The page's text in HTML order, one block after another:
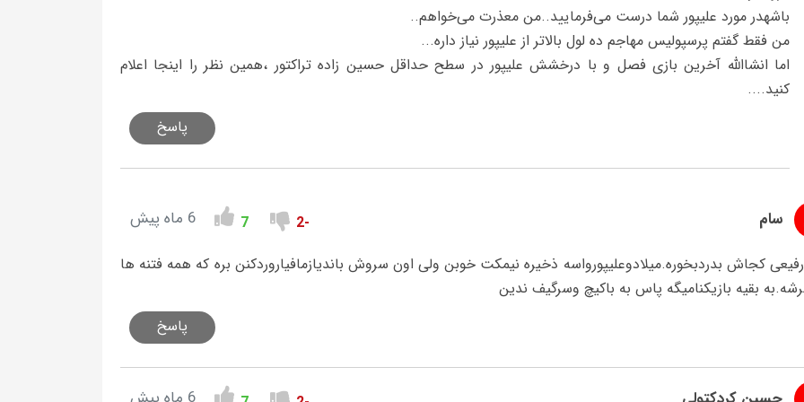
باشهدر مورد علیپور شما درست می‌فرمایید..من معذرت می‌خواهم..
من فقط گفتم پرسپولیس مهاجم ده لول بالاتر از علیپور نیاز داره...
اما انشاالله آخرین بازی فصل و با درخشش علیپور در سطح حداقل حسین زاده تراکتور ،همین نظر را اینجا اعلام
کنید....
پاسخ
سام -2
7 6 ماه پیش
کجاش بدردبخوره.میلادوعلیپورواسه ذخیره نیمکت خوبن ولی اون سروش باندیازمافیاروردکنن بره که همه فتنه ها
بقیه بازیکنامیگه پاس به باکیچ وسرگیف ندین
پاسخ